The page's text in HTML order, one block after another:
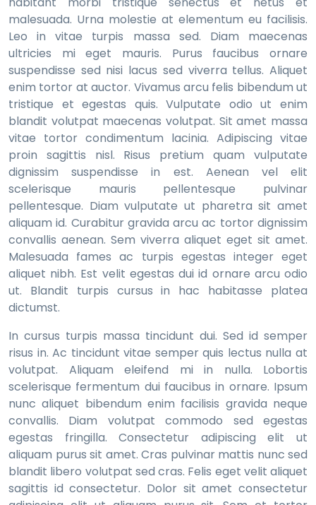
malesuada. Urna molestie at elementum eu facilisis.
Leo in vitae turpis massa sed. Diam maecenas
ultricies mi eget mauris. Purus faucibus ornare
suspendisse sed nisi lacus sed viverra tellus. Aliquet
enim tortor at auctor. Vivamus arcu felis bibendum ut
tristique et egestas quis. Vulputate odio ut enim
blandit volutpat maecenas volutpat. Sit amet massa
vitae tortor condimentum lacinia. Adipiscing vitae
proin sagittis nisl. Risus pretium quam vulputate
dignissim suspendisse in est. Aenean vel elit
scelerisque mauris pellentesque pulvinar
pellentesque. Diam vulputate ut pharetra sit amet
aliquam id. Curabitur gravida arcu ac tortor dignissim
convallis aenean. Sem viverra aliquet eget sit amet.
Malesuada fames ac turpis egestas integer eget
aliquet nibh. Est velit egestas dui id ornare arcu odio
ut. Blandit turpis cursus in hac habitasse platea
dictumst.
In cursus turpis massa tincidunt dui. Sed id semper
risus in. Ac tincidunt vitae semper quis lectus nulla at
volutpat. Aliquam eleifend mi in nulla. Lobortis
scelerisque fermentum dui faucibus in ornare. Ipsum
nunc aliquet bibendum enim facilisis gravida neque
convallis. Diam volutpat commodo sed egestas
egestas fringilla. Consectetur adipiscing elit ut
aliquam purus sit amet. Cras pulvinar mattis nunc sed
blandit libero volutpat sed cras. Felis eget velit aliquet
sagittis id consectetur. Dolor sit amet consectetur